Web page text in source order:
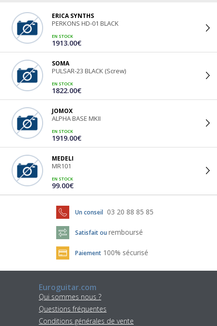
ERICA SYNTHS
PERKONS HD-01 BLACK
EN STOCK
1913.00€
SOMA
PULSAR-23 BLACK (Screw)
EN STOCK
1822.00€
JOMOX
ALPHA BASE MKII
EN STOCK
1919.00€
MEDELI
MR101
EN STOCK
99.00€
Un conseil 03 20 88 85 85
Satisfait ou remboursé
Paiement 100% sécurisé
Euroguitar.com
Qui sommes nous ?
Questions fréquentes
Conditions générales de vente